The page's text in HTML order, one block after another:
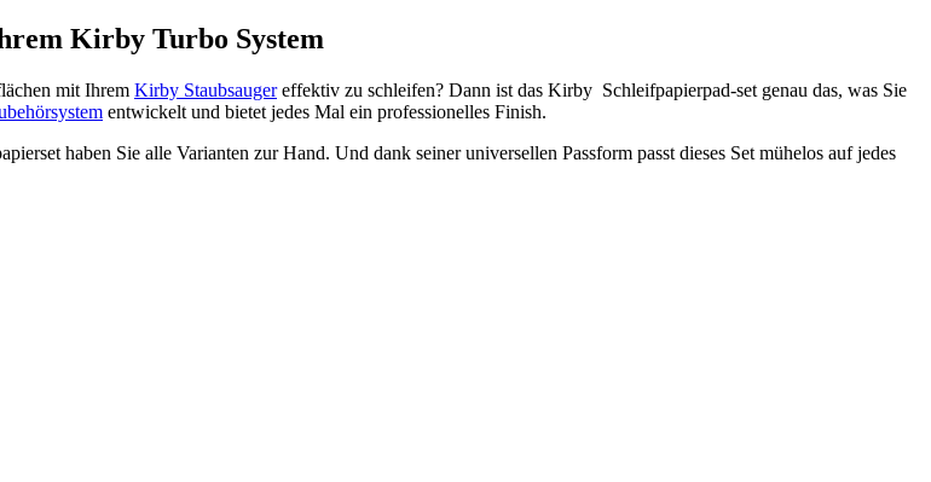
Kirby Turbo System
mit Ihrem Kirby Staubsaugereffektiv zu schleifen? Dann ist das Kirby Schleifpapierpad-set genau das, was Sie
entwickelt und bietet jedes Mal ein professionelles Finish.
haben Sie alle Varianten zur Hand. Und dank seiner universellen Passform passt dieses Set mühelos auf jedes